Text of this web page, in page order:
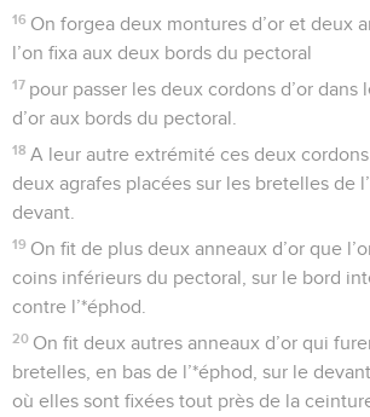
16 On forgea deux montures d’or et deux
l’on fixa aux deux bords du pectoral
17 pour passer les deux cordons d’or dans
d’or aux bords du pectoral.
18 A leur autre extrémité ces deux
deux agrafes placées sur les bretelles de
devant.
19 On fit de plus deux anneaux d’or que
coins inférieurs du pectoral, sur le bord
contre l’*éphod.
20 On fit deux autres anneaux d’or qui
bretelles, en bas de l’*éphod, sur le
où elles sont fixées tout près de la